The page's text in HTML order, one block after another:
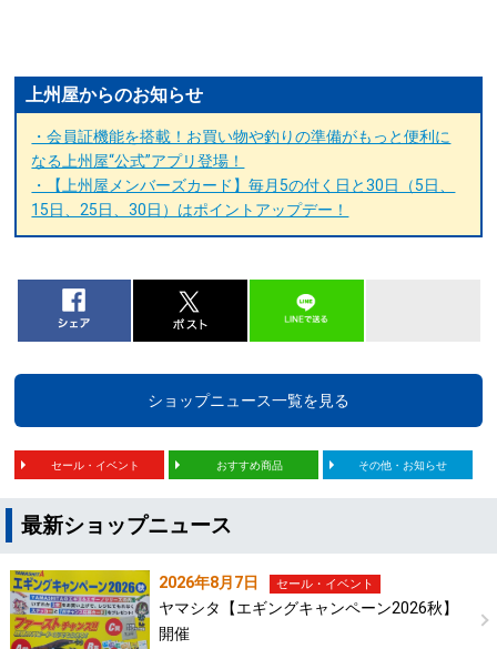
上州屋からのお知らせ
・会員証機能を搭載！お買い物や釣りの準備がもっと便利に
なる上州屋“公式”アプリ登場！
・【上州屋メンバーズカード】毎月5の付く日と30日（5日、
15日、25日、30日）はポイントアップデー！
ショップニュース一覧を見る
セール・イベント おすすめ商品 その他・お知らせ
最新ショップニュース
2026年8月7日 セール・イベント
ヤマシタ【エギングキャンペーン2026秋】
開催